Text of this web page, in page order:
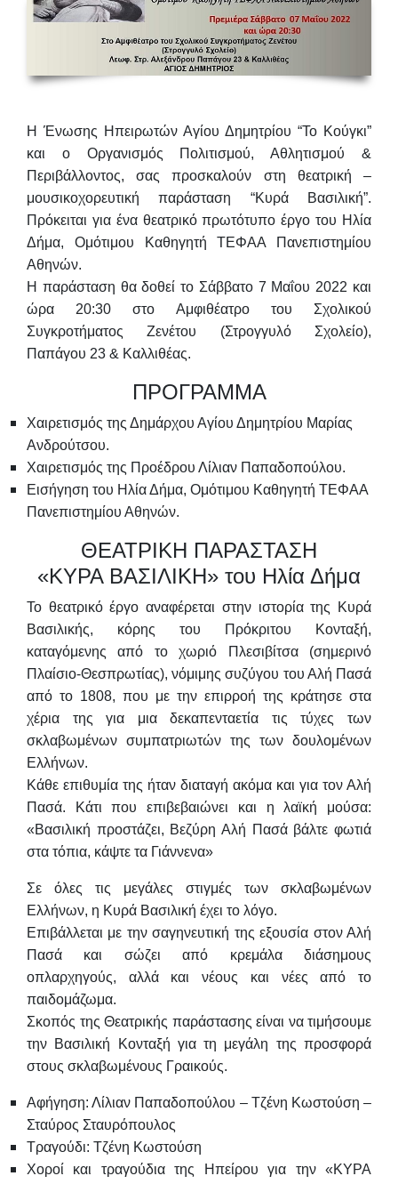
Η Ένωσης Ηπειρωτών Αγίου Δημητρίου “Το Κούγκι”
και ο Οργανισμός Πολιτισμού, Αθλητισμού &
Περιβάλλοντος, σας προσκαλούν στη θεατρική –
μουσικοχορευτική παράσταση “Κυρά Βασιλική”.
Πρόκειται για ένα θεατρικό πρωτότυπο έργο του Ηλία
Δήμα, Ομότιμου Καθηγητή ΤΕΦΑΑ Πανεπιστημίου
Αθηνών.
Η παράσταση θα δοθεί το Σάββατο 7 Μαΐου 2022 και
ώρα 20:30 στο Αμφιθέατρο του Σχολικού
Συγκροτήματος Ζενέτου (Στρογγυλό Σχολείο),
Παπάγου 23 & Καλλιθέας.
ΠΡΟΓΡΑΜΜΑ
Χαιρετισμός της Δημάρχου Αγίου Δημητρίου Μαρίας
Ανδρούτσου.
Χαιρετισμός της Προέδρου Λίλιαν Παπαδοπούλου.
Εισήγηση του Ηλία Δήμα, Ομότιμου Καθηγητή ΤΕΦΑΑ
Πανεπιστημίου Αθηνών.
ΘΕΑΤΡΙΚΗ ΠΑΡΑΣΤΑΣΗ
«ΚΥΡΑ ΒΑΣΙΛΙΚΗ» του Ηλία Δήμα
Το θεατρικό έργο αναφέρεται στην ιστορία της Κυρά
Βασιλικής, κόρης του Πρόκριτου Κονταξή,
καταγόμενης από το χωριό Πλεσιβίτσα (σημερινό
Πλαίσιο-Θεσπρωτίας), νόμιμης συζύγου του Αλή Πασά
από το 1808, που με την επιρροή της κράτησε στα
χέρια της για μια δεκαπενταετία τις τύχες των
σκλαβωμένων συμπατριωτών της των δουλομένων
Ελλήνων.
Κάθε επιθυμία της ήταν διαταγή ακόμα και για τον Αλή
Πασά. Κάτι που επιβεβαιώνει και η λαϊκή μούσα:
«Βασιλική προστάζει, Βεζύρη Αλή Πασά βάλτε φωτιά
στα τόπια, κάψτε τα Γιάννενα»
Σε όλες τις μεγάλες στιγμές των σκλαβωμένων
Ελλήνων, η Κυρά Βασιλική έχει το λόγο.
Επιβάλλεται με την σαγηνευτική της εξουσία στον Αλή
Πασά και σώζει από κρεμάλα διάσημους
οπλαρχηγούς, αλλά και νέους και νέες από το
παιδομάζωμα.
Σκοπός της Θεατρικής παράστασης είναι να τιμήσουμε
την Βασιλική Κονταξή για τη μεγάλη της προσφορά
στους σκλαβωμένους Γραικούς.
Αφήγηση: Λίλιαν Παπαδοπούλου – Τζένη Κωστούση –
Σταύρος Σταυρόπουλος
Τραγούδι: Τζένη Κωστούση
Χοροί και τραγούδια της Ηπείρου για την «ΚΥΡΑ